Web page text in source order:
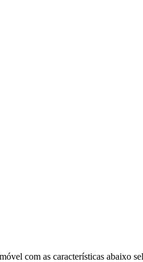
com as características abaixo